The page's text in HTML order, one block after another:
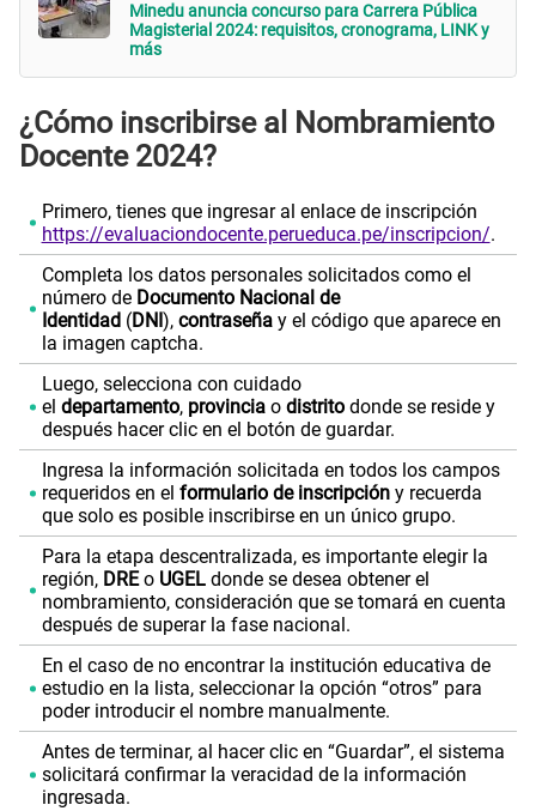
Minedu anuncia concurso para Carrera Pública
Magisterial 2024: requisitos, cronograma, LINK y
más
¿Cómo inscribirse al Nombramiento
Docente 2024?
Primero, tienes que ingresar al enlace de inscripción
https://evaluaciondocente.perueduca.pe/inscripcion/.
Completa los datos personales solicitados como el
número de Documento Nacional de
Identidad (DNI ), contraseñay el código que aparece en
la imagen captcha.
Luego, selecciona con cuidado
el departamento, provincia o distritodonde se reside y
después hacer clic en el botón de guardar.
Ingresa la información solicitada en todos los campos
requeridos en el formulario de inscripcióny recuerda
que solo es posible inscribirse en un único grupo.
Para la etapa descentralizada, es importante elegir la
región, DREoUGELdonde se desea obtener el
nombramiento, consideración que se tomará en cuenta
después de superar la fase nacional.
En el caso de no encontrar la institución educativa de
estudio en la lista, seleccionar la opción “otros” para
poder introducir el nombre manualmente.
Antes de terminar, al hacer clic en “Guardar”, el sistema
solicitará confirmar la veracidad de la información
ingresada.